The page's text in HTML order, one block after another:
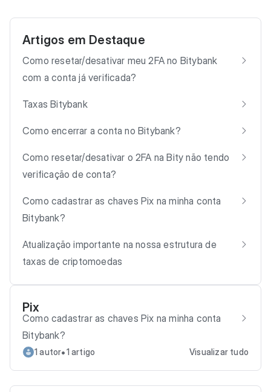
Artigos em Destaque
Como resetar/desativar meu 2FA no Bitybank
com a conta já verificada?
Taxas Bitybank
Como encerrar a conta no Bitybank?
Como resetar/desativar o 2FA na Bity não tendo
verificação de conta?
Como cadastrar as chaves Pix na minha conta
Bitybank?
Atualização importante na nossa estrutura de
taxas de criptomoedas
Pix
Como cadastrar as chaves Pix na minha conta
Bitybank?
1 autor•1 artigo Visualizar tudo